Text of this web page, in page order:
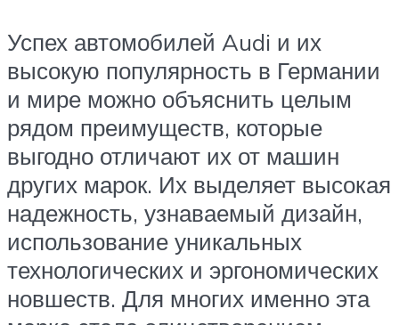
Успех автомобилей Audi и их
высокую популярность в Германии
и мире можно объяснить целым
рядом преимуществ, которые
выгодно отличают их от машин
других марок. Их выделяет высокая
надежность, узнаваемый дизайн,
использование уникальных
технологических и эргономических
новшеств. Для многих именно эта